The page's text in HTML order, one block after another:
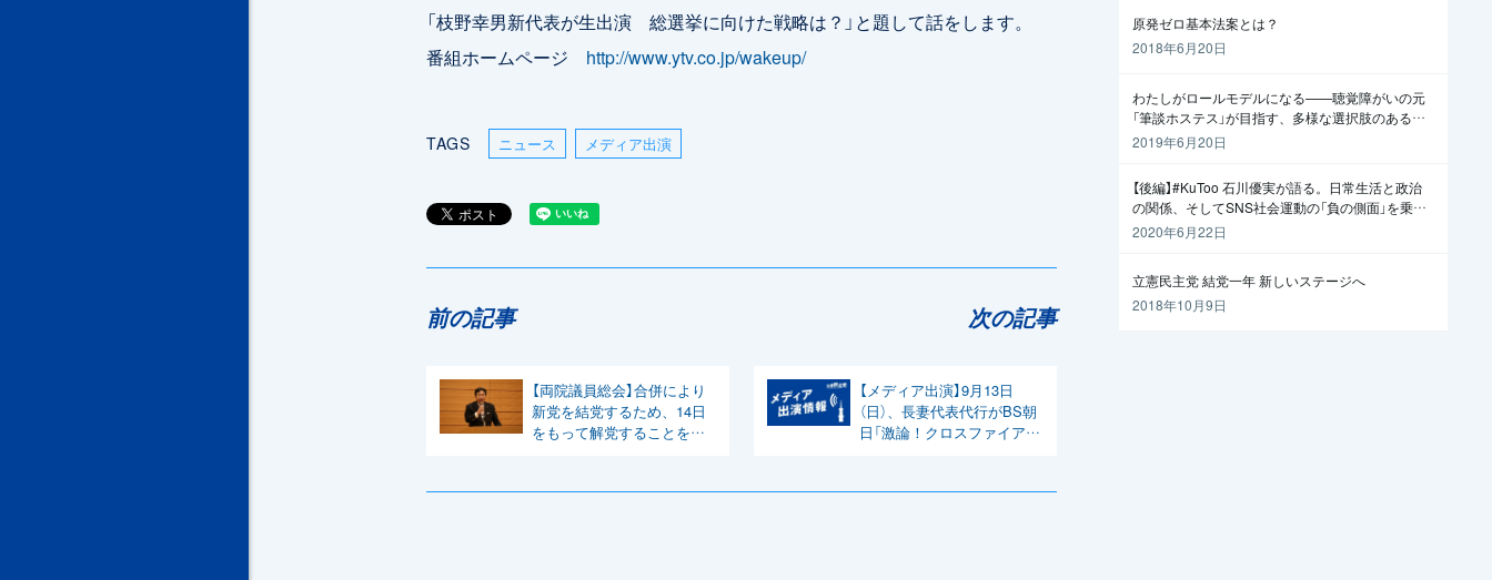
「枝野幸男新代表が生出演 総選挙に向けた戦略は？」と題して話をします。
番組ホームページ http://www.ytv.co.jp/wakeup/
TAGS ニュース メディア出演
前の記事
【両院議員総会】合併により
新党を結党するため、14日
をもって解党することを承
次の記事
【メディア出演】9月13日
（日）、長妻代表代行がBS朝
日「激論！クロスファイア」
原発ゼロ基本法案とは？
2018年6月20日
わたしがロールモデルになる——聴覚障がいの元
「筆談ホステス」が目指す、多様な選択肢のある社
会
2019年6月20日
【後編】#KuToo 石川優実が語る。日常生活と政治
の関係、そしてSNS社会運動の「負の側面」を乗り
越えるには
2020年6月22日
立憲民主党 結党一年 新しいステージへ
2018年10月9日